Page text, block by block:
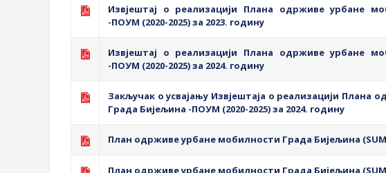
Извјештај о реализацији Плана одрживе урбане
-ПОУМ (2020-2025) за 2023. годину
Извјештај о реализацији Плана одрживе урбане
-ПОУМ (2020-2025) за 2024. годину
Закључак о усвајању Извјештаја о реализацији Плана
Града Бијељина -ПОУМ (2020-2025) за 2024. годину
План одрживе урбане мобилности Града Бијељина
План одрживе урбане мобилности Града Бијељина